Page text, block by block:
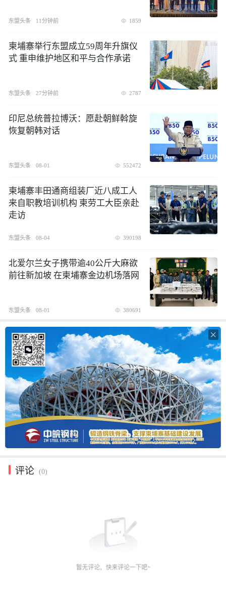
东盟头条 11分钟前 1859
柬埔寨举行东盟成立59周年升旗仪
式 重申维护地区和平与合作承诺
东盟头条 27分钟前 2787
印尼总统普拉博沃：愿赴朝鲜斡旋
恢复朝韩对话
东盟头条 08-01 552472
柬埔寨丰田通商组装厂近八成工人
来自职教培训机构 柬劳工大臣亲赴
走访
东盟头条 08-04 390198
北爱尔兰女子携带逾40公斤大麻欲
前往新加坡 在柬埔寨金边机场落网
东盟头条 08-01 380691

评论 (0)